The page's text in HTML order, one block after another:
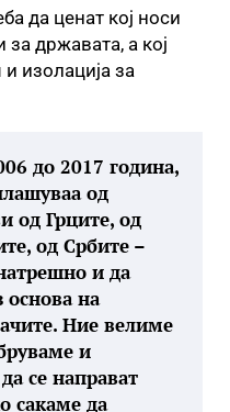
да ценат кој носи
државата, а кој
изолација за
до 2017 година,
од
од Грците, од
од Србите –
и да
основа на
Ние велиме
и
се направат
сакаме да